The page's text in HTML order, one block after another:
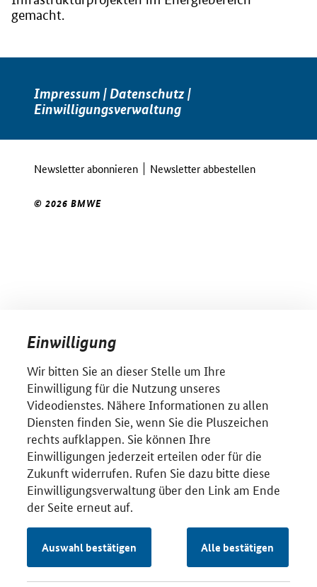
gemacht.
Impressum |Datenschutz|
Einwilligungsverwaltung
Newsletter abonnieren Newsletter abbestellen
© 2026 BMWE
Einwilligung
Wir bitten Sie an dieser Stelle um Ihre
Einwilligung für die Nutzung unseres
Videodienstes. Nähere Informationen zu allen
Diensten finden Sie, wenn Sie die Pluszeichen
rechts aufklappen. Sie können Ihre
Einwilligungen jederzeit erteilen oder für die
Zukunft widerrufen. Rufen Sie dazu bitte diese
Einwilligungsverwaltung über den Link am Ende
der Seite erneut auf.
Auswahl bestätigen Alle bestätigen